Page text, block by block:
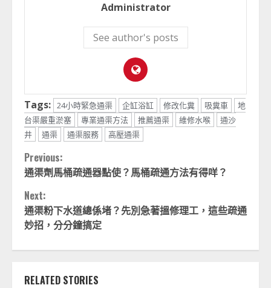
Administrator
See author's posts
Tags: 24小時緊急通渠 企缸浴缸 修改化糞 吸糞車
地
台渠嚴重淤塞
專業通渠方法 推薦通渠 維修水喉
通沙
井
通渠 通渠服務 高壓通渠
Continue
Reading
Previous:
通渠劑馬桶疏通器點使？馬桶疏通方法有得咩？
Next:
通渠粉下水道總係堵？先別急著搵修理工，這些疏通
妙招，分分鐘搞定
RELATED STORIES